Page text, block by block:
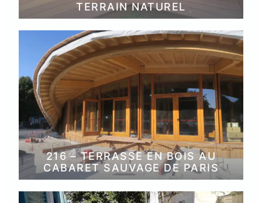
TERRAIN NATUREL
216 – TERRASSE EN BOIS AU
CABARET SAUVAGE DE PARIS